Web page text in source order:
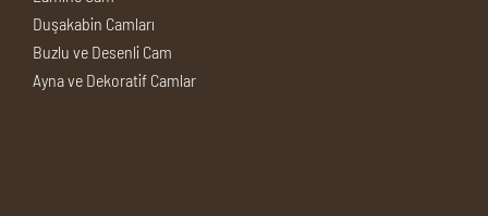
Duşakabin Camları
Buzlu ve Desenli Cam
Ayna ve Dekoratif Camlar